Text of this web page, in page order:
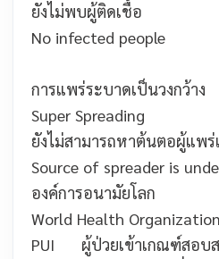
ยังไม่พบผู้ติดเชื้อ
No infected people
การแพร่ระบาดเป็นวงกว้าง
Super Spreading
ยังไม่สามารถหาต้นตอผู้แพร่
Source of spreader is
องค์การอนามัยโลก
World Health
PUI
ผู้ป่วยเข้าเกณฑ์สอบ